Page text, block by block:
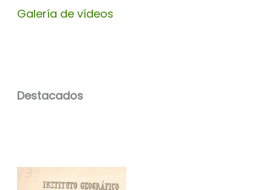
Galería de vídeos
Destacados